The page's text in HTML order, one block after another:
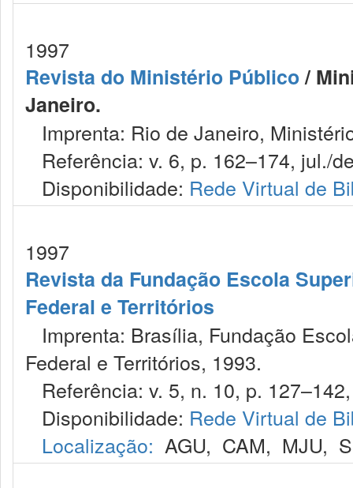
1997
Revista do Ministério Público/
Janeiro.
Imprenta: Rio de Janeiro,
Referência: v. 6, p. 162–174, jul./
Disponibilidade: Rede Virtual de
1997
Revista da Fundação Escola
Federal e Territórios
Imprenta: Brasília, Fundação
Federal e Territórios, 1993.
Referência: v. 5, n. 10, p.
Disponibilidade: Rede Virtual de
Localização: AGU, CAM, MJU,